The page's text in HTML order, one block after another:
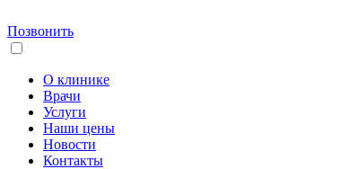
Позвонить
О клинике
Врачи
Услуги
Наши цены
Новости
Контакты